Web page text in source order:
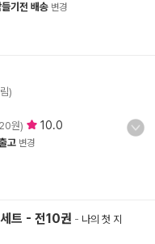
기전 배송 변경
)
원) 10.0
고 변경
트 - 전10권 - 나의 첫 지